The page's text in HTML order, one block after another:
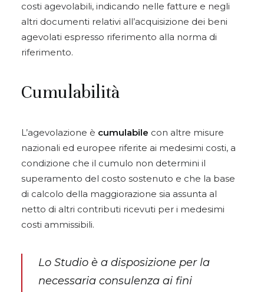
costi agevolabili, indicando nelle fatture e negli
altri documenti relativi all’acquisizione dei beni
agevolati espresso riferimento alla norma di
riferimento.
Cumulabilità
L’agevolazione è cumulabile con altre misure
nazionali ed europee riferite ai medesimi costi, a
condizione che il cumulo non determini il
superamento del costo sostenuto e che la base
di calcolo della maggiorazione sia assunta al
netto di altri contributi ricevuti per i medesimi
costi ammissibili.
Lo Studio è a disposizione per la
necessaria consulenza ai fini